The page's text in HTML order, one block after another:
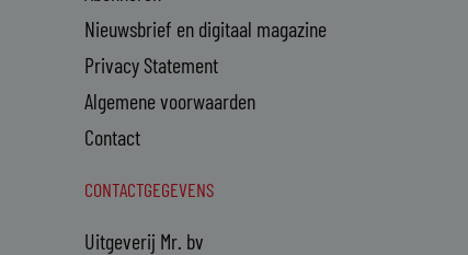
Nieuwsbrief en digitaal magazine
Privacy Statement
Algemene voorwaarden
Contact
CONTACTGEGEVENS
Uitgeverij Mr. bv